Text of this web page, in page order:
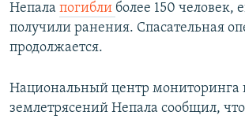
Все сайты РСЕ/РС
Непала погибли более 150 человек,
получили ранения. Спасательная
продолжается.
Национальный центр мониторинга
землетрясений Непала сообщил,